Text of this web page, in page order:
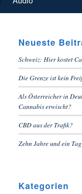
Neueste
Schweiz: Hier kostet
Die Grenze ist kein
Als Österreicher in
Cannabis erwischt?
CBD aus der Trafik?
Zehn Jahre und ein Tag
Kategorien